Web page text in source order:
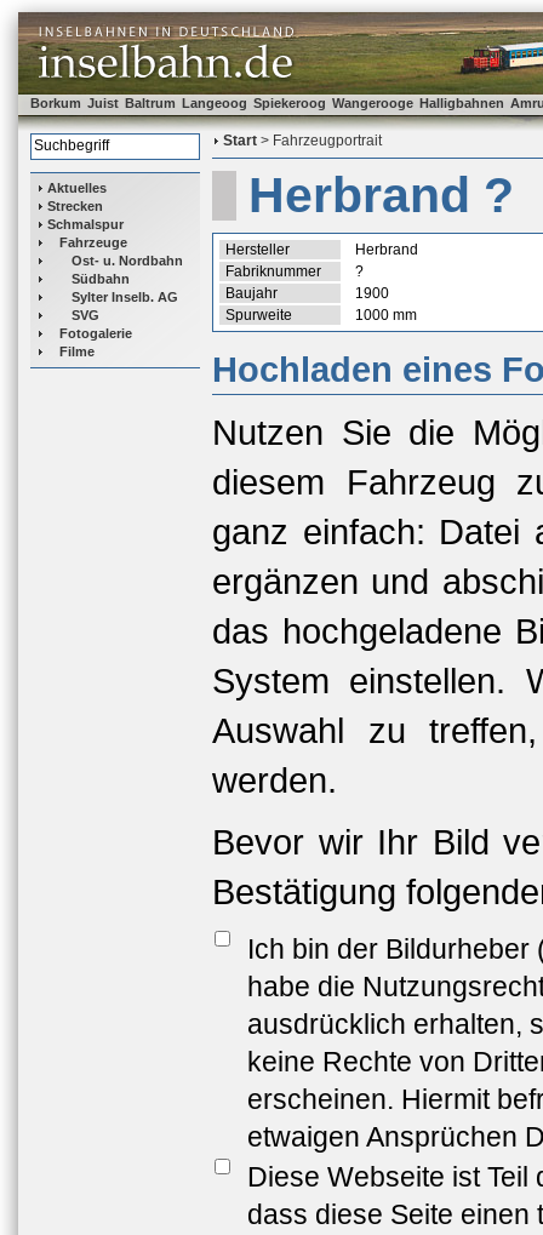
Borkum Juist Baltrum Langeoog Spiekeroog Wangerooge Halligbahnen
Aktuelles
Strecken
Schmalspur
Fahrzeuge
Ost- u. Nordbahn
Südbahn
Sylter Inselb. AG
SVG
Fotogalerie
Filme
Start > Fahrzeugportrait
Herbrand ?
Hersteller
Herbrand
Fabriknummer
?
Baujahr
1900
Spurweite
1000 mm
Hochladen eines
Nutzen Sie die
diesem Fahrzeug
ganz einfach: Datei
ergänzen und
das hochgeladene
System einstellen.
Auswahl zu
werden.
Bevor wir Ihr Bild
Bestätigung
Ich bin der
habe die
ausdrücklich erhalten,
keine Rechte von
erscheinen. Hiermit
etwaigen Ansprüchen
Diese Webseite ist Teil
dass diese Seite einen